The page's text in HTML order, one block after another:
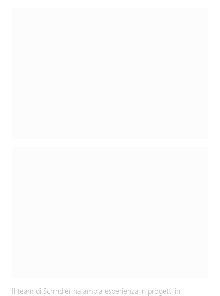
Il team di Schindler ha ampia esperienza in progetti in